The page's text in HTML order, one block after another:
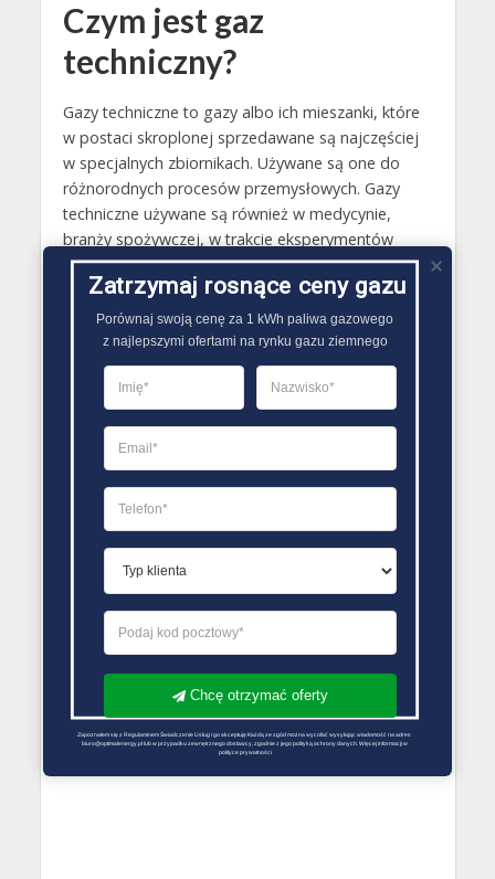
Czym jest gaz
techniczny?
Gazy techniczne to gazy albo ich mieszanki, które
w postaci skroplonej sprzedawane są najczęściej
w specjalnych zbiornikach. Używane są one do
różnorodnych procesów przemysłowych. Gazy
techniczne używane są również w medycynie,
branży spożywczej, w trakcie eksperymentów
naukowych. Wielu z nas styka się z nimi prawie
codziennie, nie będąc tego świadomym. Gazy
techniczne oferowane są w związku z tym przez
wiele różnorodnych przedsiębiorstw w naszym
kraju..
PORÓWNYWARKA OFERT GAZU
Zatrzymaj rosnące ceny gazu
Porównaj swoją cenę za 1 kWh paliwa gazowego
z najlepszymi ofertami na rynku gazu ziemnego
Chcę otrzymać oferty
Zapoznałem się z Regulaminem Świadczenie Usług i go akceptuję Każdą ze zgód można wycofać wysyłając wiadomość na adres
biuro@optimalenergy.pl lub w przypadku zewnętrznego dostawcy, zgodnie z jego polityką ochrony danych. Więcej informacji w
polityce prywatności